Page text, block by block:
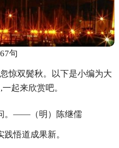
句
惊双鬓秋。以下是小编为大
起来欣赏吧。
。——（明）陈继儒
悟道成果新。